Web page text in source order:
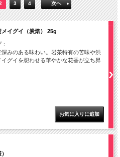
3 4 次へ
イグイ（炭焙） 25g
みのある味わい。岩茶特有の苦味や渋
グイを想わせる華やかな花香が立ち昇